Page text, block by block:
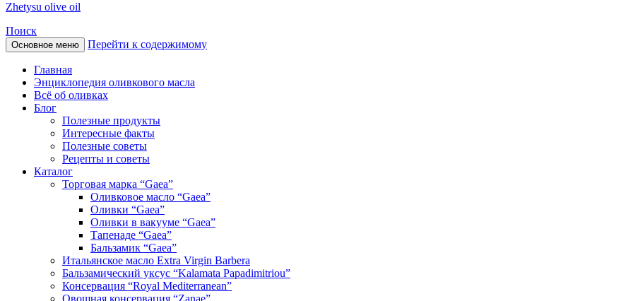
Zhetysu olive oil
Поиск
Основное меню Перейти к содержимому
Главная
Энциклопедия оливкового масла
Всё об оливках
Блог
Полезные продукты
Интересные факты
Полезные советы
Рецепты и советы
Каталог
Торговая марка “Gaea”
Оливковое масло “Gaea”
Оливки “Gaea”
Оливки в вакууме “Gaea”
Тапенаде “Gaea”
Бальзамик “Gaea”
Итальянское масло Extra Virgin Barbera
Бальзамический уксус “Kalamata Papadimitriou”
Консервация “Royal Mediterranean”
Овощная консервация “Zanae”